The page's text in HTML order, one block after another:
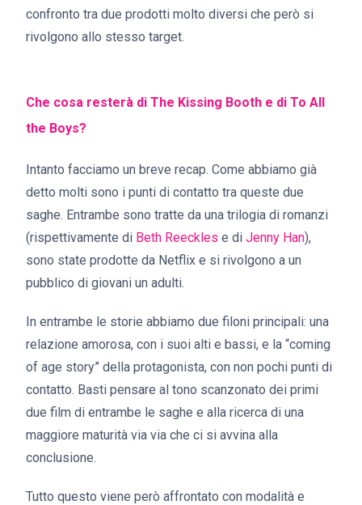
confronto tra due prodotti molto diversi che però si
rivolgono allo stesso target.
Che cosa resterà di The Kissing Booth e di To All
the Boys?
Intanto facciamo un breve recap. Come abbiamo già
detto molti sono i punti di contatto tra queste due
saghe. Entrambe sono tratte da una trilogia di romanzi
(rispettivamente di Beth Reeckles e di Jenny Han),
sono state prodotte da Netflix e si rivolgono a un
pubblico di giovani un adulti.
In entrambe le storie abbiamo due filoni principali: una
relazione amorosa, con i suoi alti e bassi, e la “coming
of age story” della protagonista, con non pochi punti di
contatto. Basti pensare al tono scanzonato dei primi
due film di entrambe le saghe e alla ricerca di una
maggiore maturità via via che ci si avvina alla
conclusione.
Tutto questo viene però affrontato con modalità e